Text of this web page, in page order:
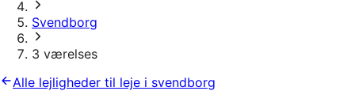
Svendborg
3 værelses
Alle lejligheder til leje i svendborg